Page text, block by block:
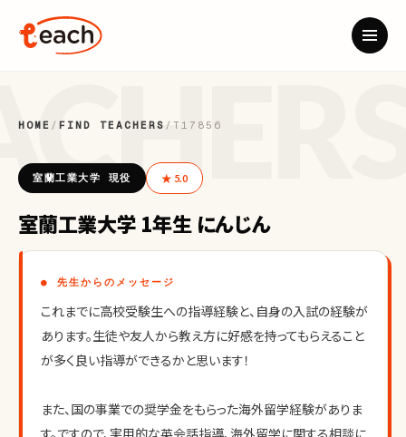
HOME / FIND TEACHERS / T17856
室蘭工業大学 現役 ★ 5.0
室蘭工業大学 1年生 にんじん
● 先生からのメッセージ
これまでに高校受験生への指導経験と、自身の入試の経験が
あります。生徒や友人から教え方に好感を持ってもらえること
が多く良い指導ができるかと思います！
また、国の事業での奨学金をもらった海外留学経験がありま
す。ですので、実用的な英会話指導、海外留学に関する相談に